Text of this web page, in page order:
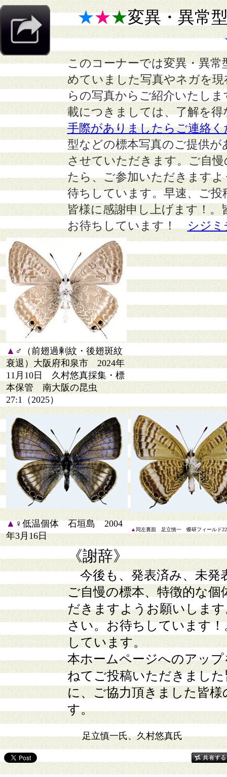
★★★変異・異常
このコーナーでは変異・異
めていました写真やネガを
らの写真からご紹介いたし
載につきましては、了解を
手際がありましたらご連絡く
型などの標本写真のご提供
させていただきます。ご自
たら、ご参加いただきます
待ちしています。早速、ご
皆様に感謝申し上げます！
お待ちしています！
シジミ
▲ ♂（前翅過剰紋・後翅斑紋
衰退）大阪府和泉市 2024年
11月10日 久村悠真採集・標
本保管 南大阪の昆虫
27:1（2025）
▲♀低温個体 石垣島 2004
年3月16日
▲ 同左裏面 足立慎一 蝶研フィールド
《謝辞》
今後も、発表済み、未発
ご自慢の標本、特徴的な
だきますようお願いしま
さい。お待ちしています
しています。
本ホームページへのアッ
ねてご投稿いただきまし
に、ご協力頂きました皆
す。
足立慎一氏、久村悠真氏